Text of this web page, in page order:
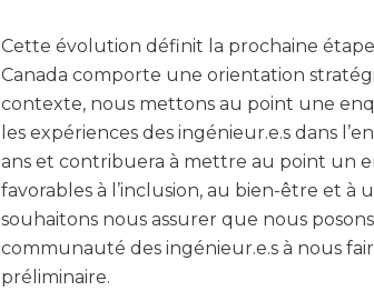
Cette évolution définit la prochaine
Canada comporte une orientation
contexte, nous mettons au point une
les expériences des ingénieur.e.s dans
ans et contribuera à mettre au point un
favorables à l’inclusion, au bien-être et
souhaitons nous assurer que nous
communauté des ingénieur.e.s à nous
préliminaire.